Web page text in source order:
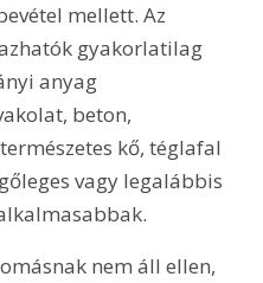
mellett. Az
gyakorlatilag
anyag
beton,
kő, téglafal
vagy legalábbis
nem áll ellen,